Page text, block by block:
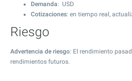
Demanda: USD
Cotizaciones: en tiempo real,
Riesgo
Advertencia de riesgo: El rendimiento
rendimientos futuros.